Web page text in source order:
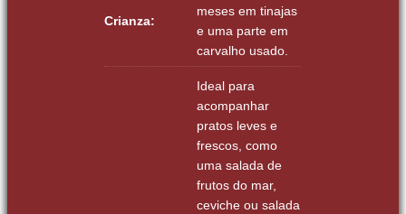
Crianza:
meses em tinajas
e uma parte em
carvalho usado.
Ideal para
acompanhar
pratos leves e
frescos, como
uma salada de
frutos do mar,
ceviche ou salada